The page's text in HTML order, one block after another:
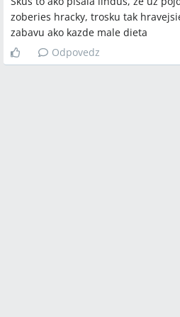
zoberies hracky, trosku tak
zabavu ako kazde male dieta
Odpovedz